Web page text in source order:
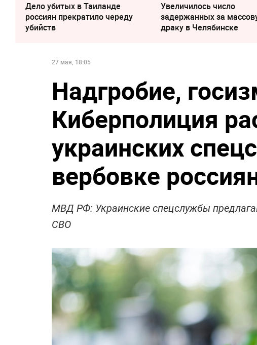
Дело убитых в Таиланде
россиян прекратило череду
убийств
Увеличилось число
задержанных за
драку в Челябинске
27 мая, 18:05
Надгробие,
Киберполиция
украинских
вербовке
МВД РФ: Украинские спецслужбы
СВО